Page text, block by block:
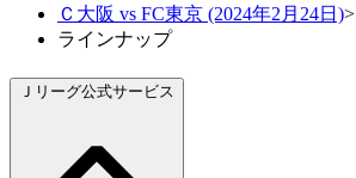
Ｃ大阪 vs FC東京 (2024年2月24日)>
ラインナップ
Ｊリーグ公式サービス